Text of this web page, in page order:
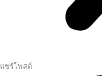
แชร์โพสต์